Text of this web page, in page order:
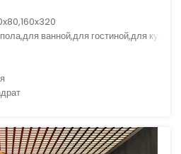
ванной,для гостиной,для кухни